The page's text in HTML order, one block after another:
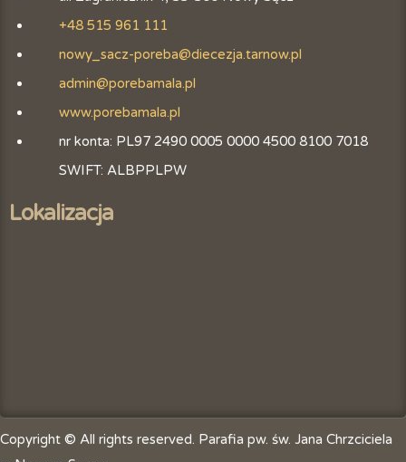
+48 515 961 111
nowy_sacz-poreba@diecezja.tarnow.pl
admin@porebamala.pl
www.porebamala.pl
nr konta: PL97 2490 0005 0000 4500 8100 7018
SWIFT: ALBPPLPW
Lokalizacja
Copyright © All rights reserved. Parafia pw. św. Jana Chrzciciela